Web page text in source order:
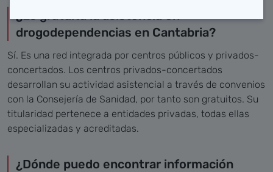
¿Es gratuita la asistencia en
drogodependencias en Cantabria?
Sí. Es una red integrada por centros públicos y privados-
concertados. Los centros privados-concertados
desarrollan su actividad asistencial a través de convenios
con la Consejería de Sanidad, por tanto son gratuitos. Su
titularidad pertenece a entidades privadas, todas ellas
especializadas y acreditadas.
¿Dónde puedo encontrar información